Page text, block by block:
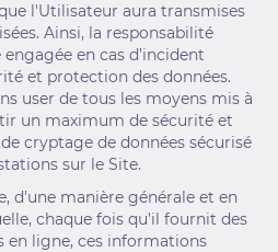
l'Utilisateur aura transmises
Ainsi, la responsabilité
en cas d’incident
et protection des données.
user de tous les moyens mis à
un maximum de sécurité et
cryptage de données sécurisé
sur le Site.
d'une manière générale et en
chaque fois qu'il fournit des
en ligne, ces informations